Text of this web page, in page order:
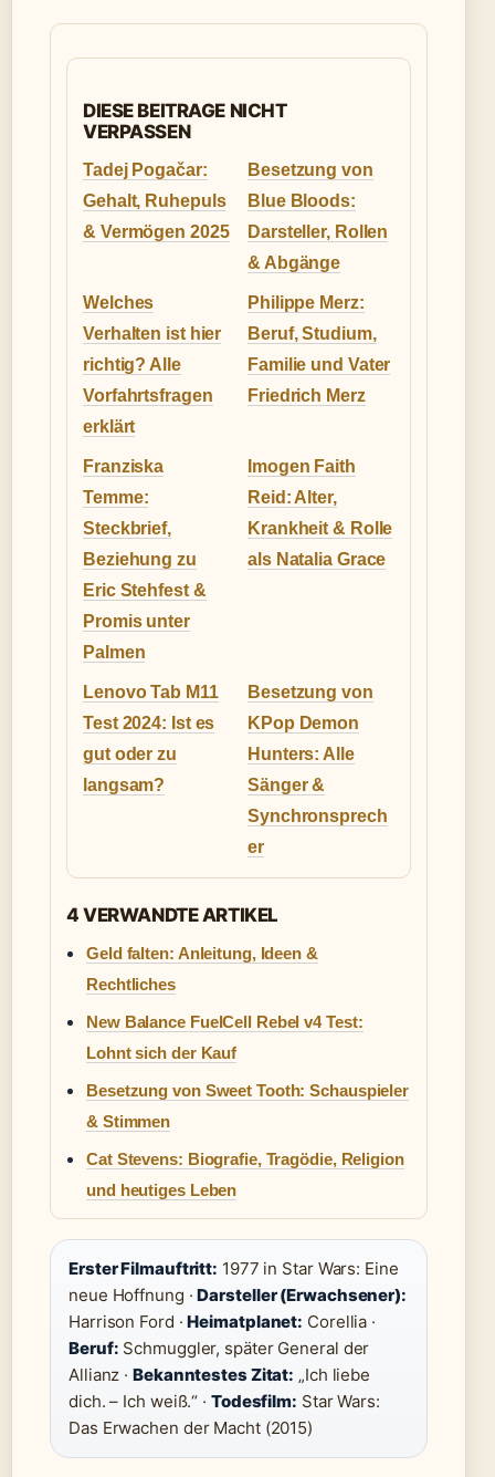
DIESE BEITRAGE NICHT
VERPASSEN
Tadej Pogačar:
Gehalt, Ruhepuls
& Vermögen 2025
Besetzung von
Blue Bloods:
Darsteller, Rollen
& Abgänge
Welches
Verhalten ist hier
richtig? Alle
Vorfahrtsfragen
erklärt
Philippe Merz:
Beruf, Studium,
Familie und Vater
Friedrich Merz
Franziska
Temme:
Steckbrief,
Beziehung zu
Eric Stehfest &
Promis unter
Palmen
Imogen Faith
Reid: Alter,
Krankheit & Rolle
als Natalia Grace
Lenovo Tab M11
Test 2024: Ist es
gut oder zu
langsam?
Besetzung von
KPop Demon
Hunters: Alle
Sänger &
Synchronsprech
er
4 VERWANDTE ARTIKEL
Geld falten: Anleitung, Ideen &
Rechtliches
New Balance FuelCell Rebel v4 Test:
Lohnt sich der Kauf
Besetzung von Sweet Tooth: Schauspieler
& Stimmen
Cat Stevens: Biografie, Tragödie, Religion
und heutiges Leben
Erster Filmauftritt: 1977 in Star Wars: Eine
neue Hoffnung ·Darsteller (Erwachsener):
Harrison Ford ·Heimatplanet: Corellia ·
Beruf: Schmuggler, später General der
Allianz ·Bekanntestes Zitat: „Ich liebe
dich. – Ich weiß.“ · Todesfilm: Star Wars:
Das Erwachen der Macht (2015)